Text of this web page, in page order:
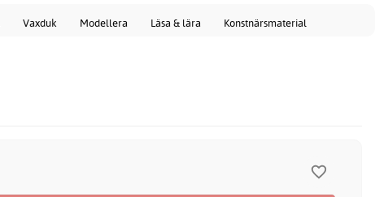
Vaxduk Modellera Läsa & lära Konstnärsmaterial